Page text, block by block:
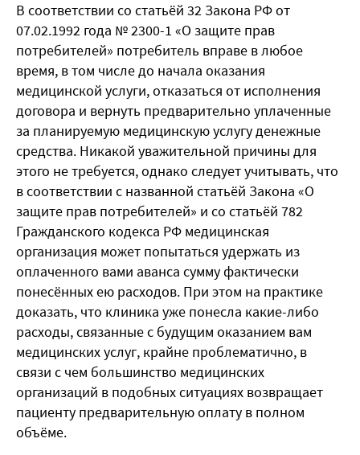
В соответствии со статьёй 32 Закона РФот
07.02.1992 года № 2300-1 «О защите прав
потребителей» потребитель вправе в любое
время, в том числе до начала оказания
медицинской услуги, отказаться от исполнения
договора и вернуть предварительно уплаченные
за планируемую медицинскую услугу денежные
средства. Никакой уважительной причины для
этого не требуется, однако следует учитывать, что
в соответствии с названной статьёй Закона «О
защите прав потребителей» и со статьёй 782
Гражданского кодекса РФ медицинская
организация может попытаться удержать из
оплаченного вами аванса сумму фактически
понесённых ею расходов. При этом на практике
доказать, что клиника уже понесла какие-либо
расходы, связанные с будущим оказанием вам
медицинских услуг, крайне проблематично, в
связи с чем большинство медицинских
организаций в подобных ситуациях возвращает
пациенту предварительную оплату в полном
объёме.